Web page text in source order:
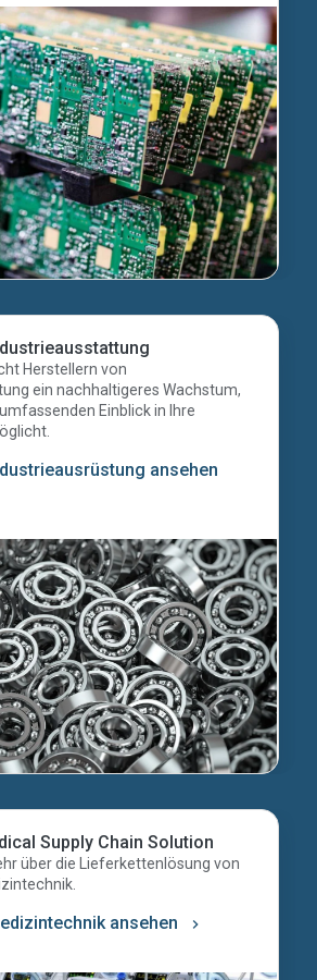
Herstellern von
ein nachhaltigeres Wachstum,
Einblick in Ihre
ansehen
Supply Chain Solution
über die Lieferkettenlösung von
ansehen